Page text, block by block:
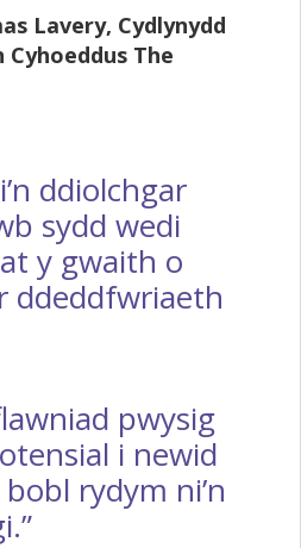
Lavery, Cydlynydd
The
ddiolchgar
sydd wedi
y gwaith o
ddeddfwriaeth
pwysig
i newid
rydym ni’n